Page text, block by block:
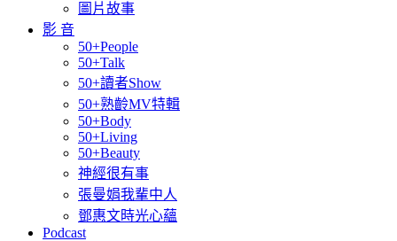
圖片故事
影 音
50+People
50+Talk
50+讀者Show
50+熟齡MV特輯
50+Body
50+Living
50+Beauty
神經很有事
張曼娟我輩中人
鄧惠文時光心蘊
Podcast